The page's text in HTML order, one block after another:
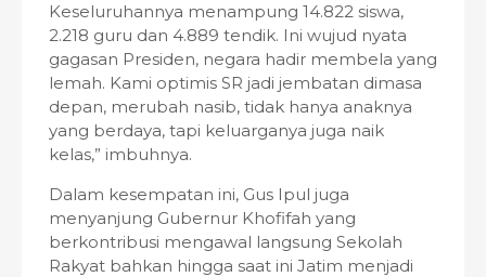
Keseluruhannya menampung 14.822 siswa,
2.218 guru dan 4.889 tendik. Ini wujud nyata
gagasan Presiden, negara hadir membela yang
lemah. Kami optimis SR jadi jembatan dimasa
depan, merubah nasib, tidak hanya anaknya
yang berdaya, tapi keluarganya juga naik
kelas,” imbuhnya.
Dalam kesempatan ini, Gus Ipul juga
menyanjung Gubernur Khofifah yang
berkontribusi mengawal langsung Sekolah
Rakyat bahkan hingga saat ini Jatim menjadi